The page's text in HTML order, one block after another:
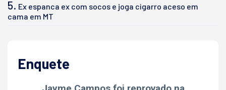
5. Ex espanca ex com socos e joga cigarro aceso em
cama em MT
Enquete